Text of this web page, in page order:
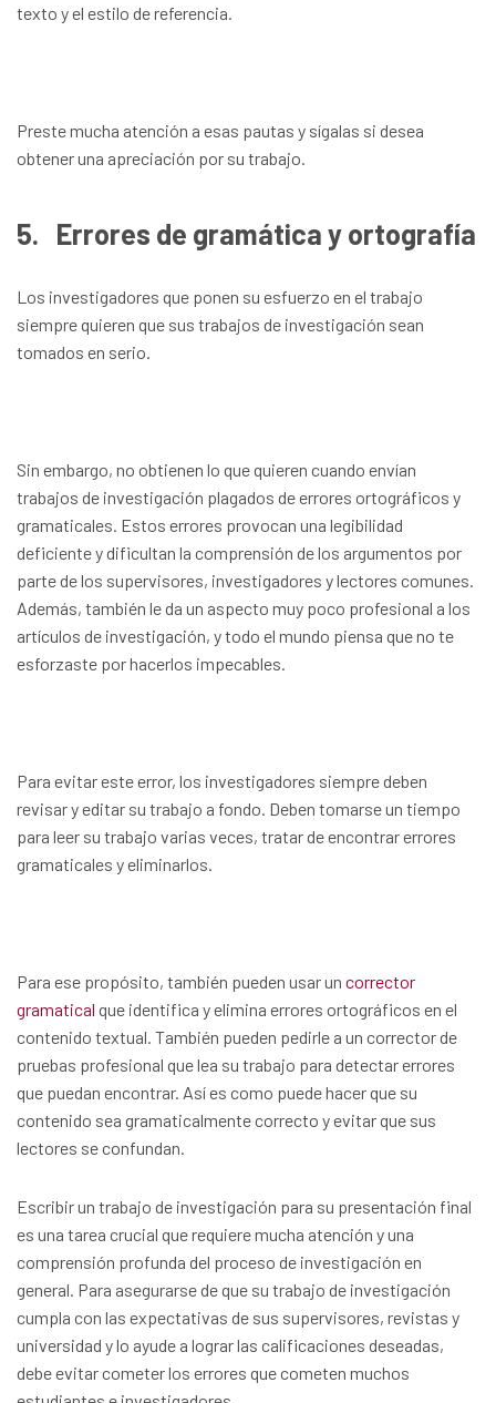
texto y el estilo de referencia.
Preste mucha atención a esas pautas y sígalas si desea
obtener una apreciación por su trabajo.
5. Errores de gramática y ortografía
Los investigadores que ponen su esfuerzo en el trabajo
siempre quieren que sus trabajos de investigación sean
tomados en serio.
Sin embargo, no obtienen lo que quieren cuando envían
trabajos de investigación plagados de errores ortográficos y
gramaticales. Estos errores provocan una legibilidad
deficiente y dificultan la comprensión de los argumentos por
parte de los supervisores, investigadores y lectores comunes.
Además, también le da un aspecto muy poco profesional a los
artículos de investigación, y todo el mundo piensa que no te
esforzaste por hacerlos impecables.
Para evitar este error, los investigadores siempre deben
revisar y editar su trabajo a fondo. Deben tomarse un tiempo
para leer su trabajo varias veces, tratar de encontrar errores
gramaticales y eliminarlos.
Para ese propósito, también pueden usar un corrector
gramatical que identifica y elimina errores ortográficos en el
contenido textual. También pueden pedirle a un corrector de
pruebas profesional que lea su trabajo para detectar errores
que puedan encontrar. Así es como puede hacer que su
contenido sea gramaticalmente correcto y evitar que sus
lectores se confundan.
Escribir un trabajo de investigación para su presentación final
es una tarea crucial que requiere mucha atención y una
comprensión profunda del proceso de investigación en
general. Para asegurarse de que su trabajo de investigación
cumpla con las expectativas de sus supervisores, revistas y
universidad y lo ayude a lograr las calificaciones deseadas,
debe evitar cometer los errores que cometen muchos